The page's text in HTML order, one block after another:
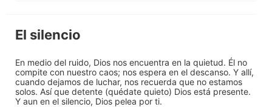
El silencio
En medio del ruido, Dios nos encuentra en la quietud. Él no
compite con nuestro caos; nos espera en el descanso. Y allí,
cuando dejamos de luchar, nos recuerda que no estamos
solos. Así que detente (quédate quieto) Dios está presente.
Y aun en el silencio, Dios pelea por ti.